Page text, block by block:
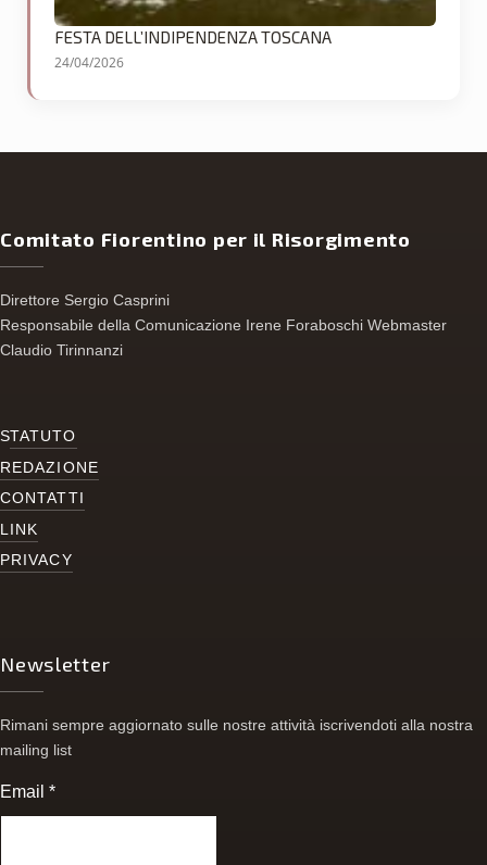
FESTA DELL’INDIPENDENZA TOSCANA
24/04/2026
Comitato Fiorentino per il Risorgimento
Direttore Sergio Casprini
Responsabile della Comunicazione Irene Foraboschi Webmaster
Claudio Tirinnanzi
STATUTO
REDAZIONE
CONTATTI
LINK
PRIVACY
Newsletter
Rimani sempre aggiornato sulle nostre attività iscrivendoti alla nostra
mailing list
Email*